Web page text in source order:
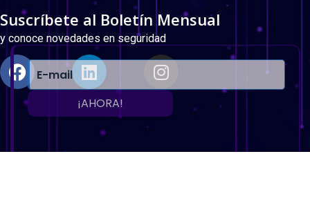
Suscríbete al Boletín Mensual
y conoce novedades en seguridad
¡AHORA!